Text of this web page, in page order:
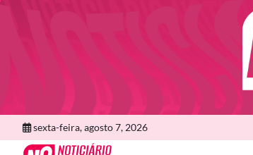
sexta-feira, agosto 7, 2026